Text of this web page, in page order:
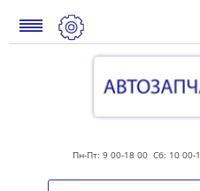
Пн-Пт: 9 00-18 00 Сб: 10